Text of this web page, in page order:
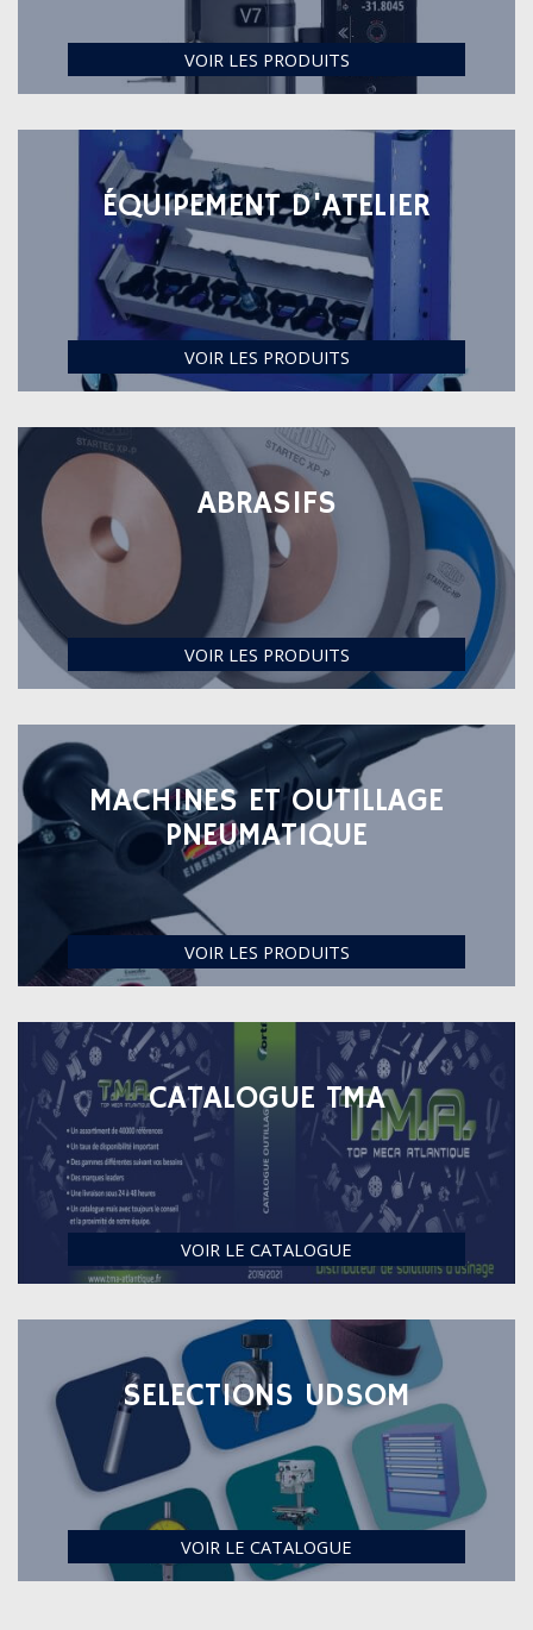
VOIR LES PRODUITS
ÉQUIPEMENT D'ATELIER
VOIR LES PRODUITS
ABRASIFS
VOIR LES PRODUITS
MACHINES ET OUTILLAGE
PNEUMATIQUE
VOIR LES PRODUITS
CATALOGUE TMA
VOIR LE CATALOGUE
SELECTIONS UDSOM
VOIR LE CATALOGUE